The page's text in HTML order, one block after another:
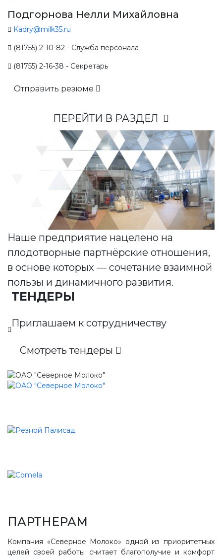
Подгорнова Нелли Михайловна
Kadry@milk35.ru
(81755) 2-10-82 - Служба персонала
(81755) 2-16-38 - Секретарь
Отправить резюме
ПЕРЕЙТИ В РАЗДЕЛ
Наше предприятие нацелено на
плодотворные партнёрские отношения,
в основе которых — сочетание взаимной
пользы и динамичного развития.
ТЕНДЕРЫ
Приглашаем к сотрудничеству
Смотреть тендеры
ПАРТНЕРАМ
Компания «Северное Молоко» одной из приоритетных
целей своей работы считает благополучие и комфорт